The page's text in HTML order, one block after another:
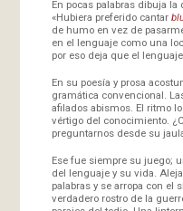
En pocas palabras dibuja
«Hubiera preferido cantar
de humo en vez de
en el lenguaje como una
por eso deja que el
En su poesía y prosa
gramática convencional.
afilados abismos. El ritmo
vértigo del conocimiento.
preguntarnos desde su
Ese fue siempre su juego;
del lenguaje y su vida.
palabras y se arropa con el
verdadero rostro de la